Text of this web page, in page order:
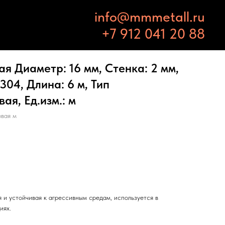
info@mmmetall.ru
+7 912 041 20 88
Диаметр: 16 мм, Стенка: 2 мм,
Длина: 6 м, Тип
Ед.изм.: м
м
устойчивая к агрессивным средам, используется в